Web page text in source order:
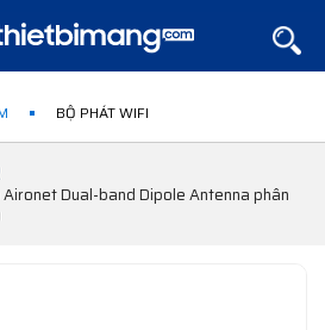
BỘ PHÁT WIFI
Dual-band Dipole Antenna phân